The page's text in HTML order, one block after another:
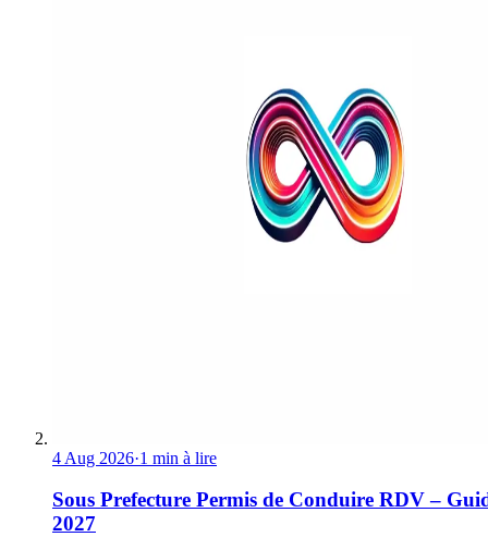
4 Aug 2026·1 min à lire
Sous Prefecture Permis de Conduire RDV –
2027